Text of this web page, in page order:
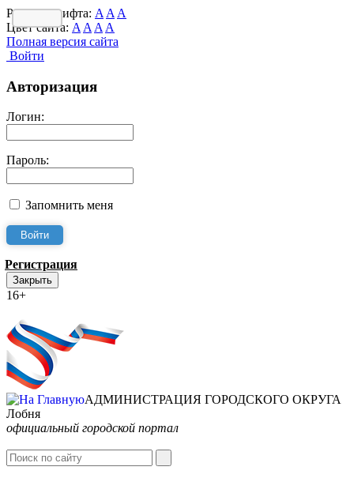
Размер шрифта: A A A
Цвет сайта: A A A A
Полная версия сайта
Войти
Авторизация
Логин:
Пароль:
Запомнить меня
Регистрация
Закрыть
16+
АДМИНИСТРАЦИЯ ГОРОДСКОГО ОКРУГА
Лобня
официальный городской портал